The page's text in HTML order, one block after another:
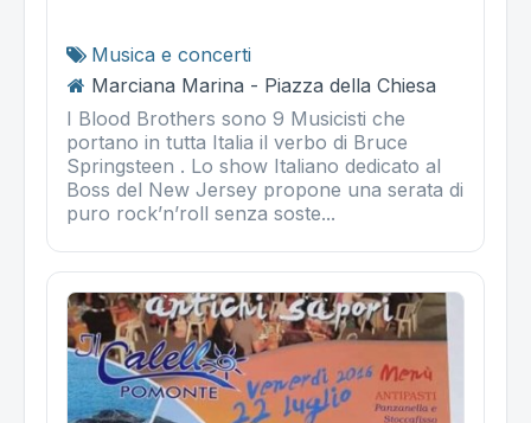
Musica e concerti
Marciana Marina - Piazza della Chiesa
I Blood Brothers sono 9 Musicisti che
portano in tutta Italia il verbo di Bruce
Springsteen . Lo show Italiano dedicato al
Boss del New Jersey propone una serata di
puro rock’n’roll senza soste...